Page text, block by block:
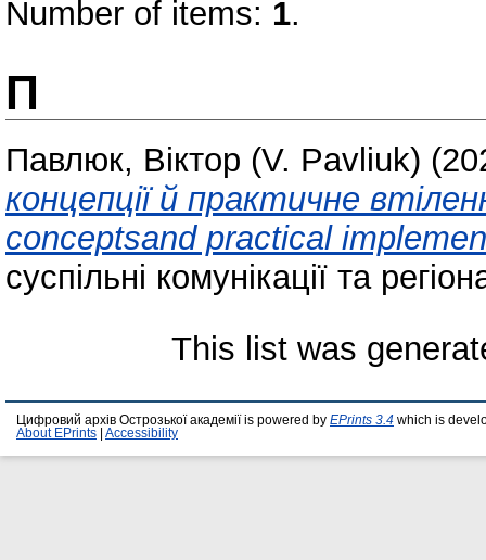
Number of items: 1.
П
Павлюк, Віктор (V. Pavliuk)
концепції й практичне
conceptsand practical
суспільні комунікації та
This list was
Цифровий архів Острозької академії is powered by EPrints 3.4 which is
About EPrints
Accessibility